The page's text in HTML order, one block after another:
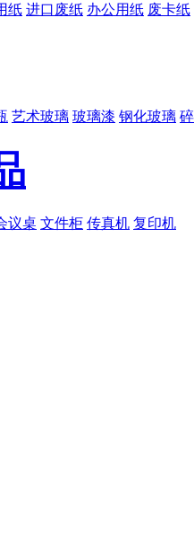
纸 进口废纸 办公用纸 废卡纸
艺术玻璃 玻璃漆 钢化玻璃
议桌 文件柜 传真机 复印机